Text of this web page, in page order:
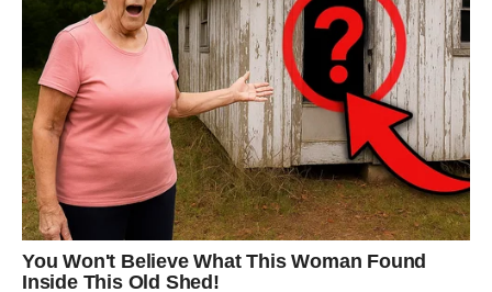
ŠKORPIJA
Škorpije dobijaju tihu pobedu. Informacija koja vam ide u
prilog. Situacija koja se rešava bez vaše borbe. Neko
priznanje koje dolazi diskretno, ali snažno.
U finansijama je moguć manji dobitak ili uspešan dogovor.
U ljubavi, osećaj da vas neko posmatra sa iskrenim
interesovanjem.